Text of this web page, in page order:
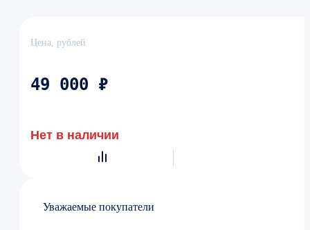
Цена, рублей
49 000 ₽
Нет в наличии
Уважаемые покупатели